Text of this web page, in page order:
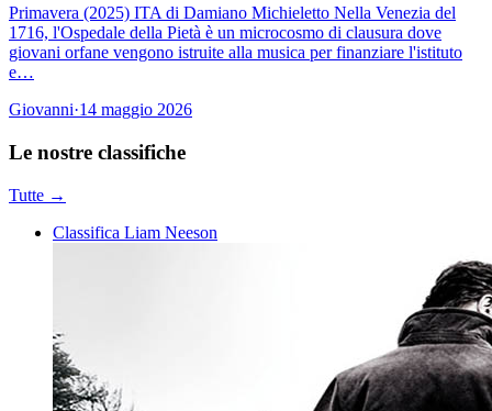
Primavera (2025) ITA di Damiano Michieletto Nella Venezia del
1716, l'Ospedale della Pietà è un microcosmo di clausura dove
giovani orfane vengono istruite alla musica per finanziare l'istituto
e…
Giovanni·14 maggio 2026
Le nostre classifiche
Tutte →
Classifica Liam Neeson